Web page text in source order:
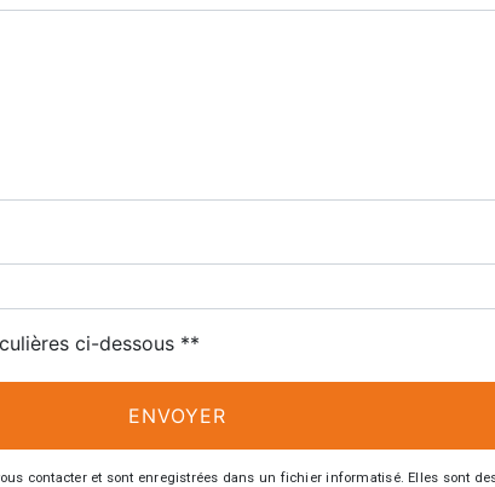
ci-dessous **
ENVOYER
contacter et sont enregistrées dans un fichier informatisé. Elles sont